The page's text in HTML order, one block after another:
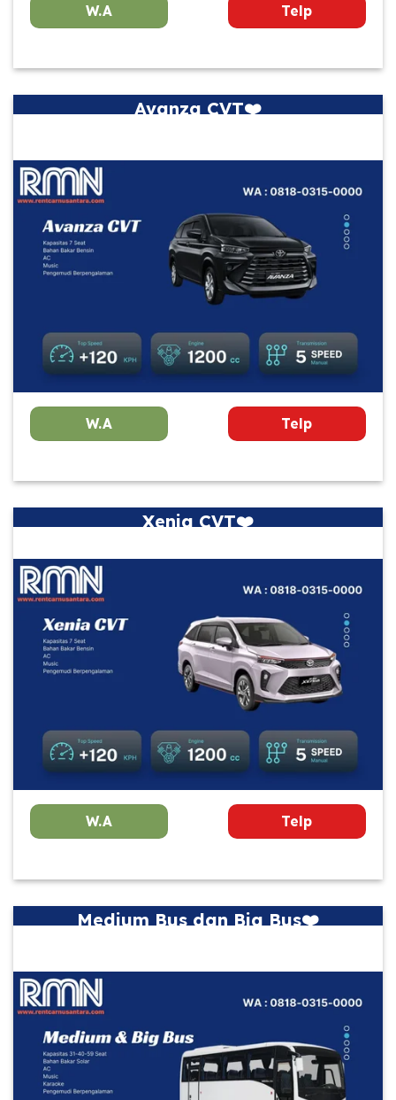
W.A Telp
Avanza CVT❤️
W.A Telp
Xenia CVT❤️
W.A Telp
Medium Bus dan Big Bus❤️